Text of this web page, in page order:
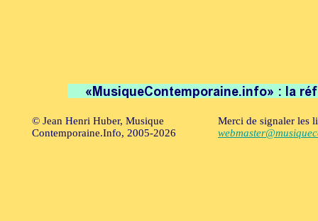
© Jean Henri Huber, Musique
Contemporaine.Info, 2005-2026
Merci de signaler les